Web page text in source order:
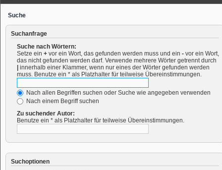
Suche
Suchanfrage
Suche nach Wörtern:
Setze ein + vor ein Wort, das gefunden werden muss und ein - vor ein Wort,
das nicht gefunden werden darf. Verwende mehrere Wörter getrennt durch
| innerhalb einer Klammer, wenn nur eines der Wörter gefunden werden
muss. Benutze ein * als Platzhalter für teilweise Übereinstimmungen.
Nach allen Begriffen suchen oder Suche wie angegeben verwenden
Nach einem Begriff suchen
Zu suchender Autor:
Benutze ein * als Platzhalter für teilweise Übereinstimmungen.
Suchoptionen